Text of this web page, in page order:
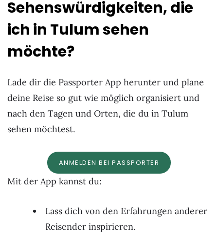
Sehenswürdigkeiten, die
ich in Tulum sehen
möchte?
Lade dir die Passporter App herunter und plane
deine Reise so gut wie möglich organisiert und
nach den Tagen und Orten, die du in Tulum
sehen möchtest.
ANMELDEN BEI PASSPORTER
Mit der App kannst du:
Lass dich von den Erfahrungen anderer
Reisender inspirieren.